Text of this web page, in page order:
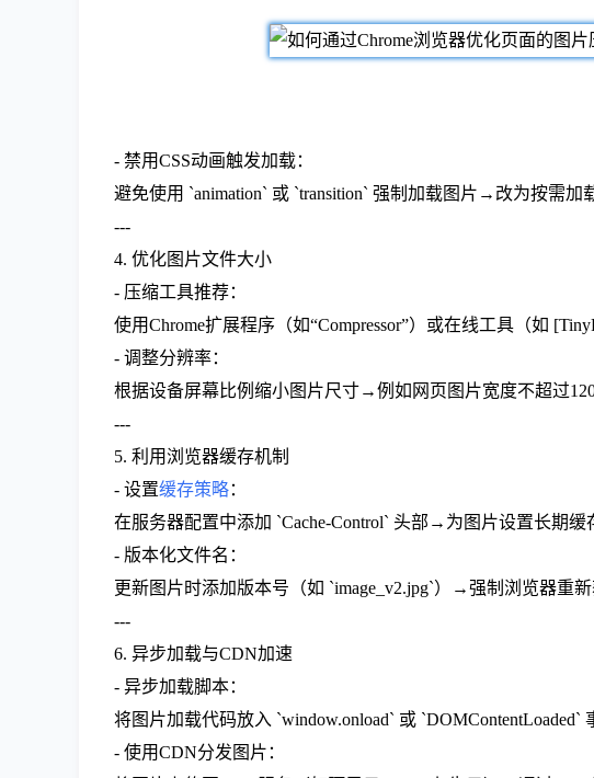
- 禁用CSS动画触发加载：
避免使用 `animation` 或 `transition` 强制加载图片→改为按需加
---
4. 优化图片文件大小
- 压缩工具推荐：
使用Chrome扩展程序（如“Compressor”）或在线工具（如
- 调整分辨率：
根据设备屏幕比例缩小图片尺寸→例如网页图片宽度不超过
---
5. 利用浏览器缓存机制
- 设置缓存策略：
在服务器配置中添加 `Cache-Control` 头部→为图片设置长期缓
- 版本化文件名：
更新图片时添加版本号（如 `image_v2.jpg`）→强制浏览器重
---
6. 异步加载与CDN加速
- 异步加载脚本：
将图片加载代码放入 `window.onload` 或 `DOMContentLoaded`
- 使用CDN分发图片：